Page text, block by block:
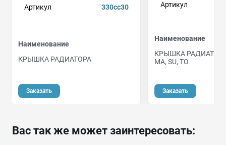
Артикул 330cc30
Наименование
КРЫШКА РАДИАТОРА
Заказать
Артикул
Наименование
КРЫШКА РАДИАТОРА
MA, SU, TO
Заказать
Вас так же может заинтересовать: